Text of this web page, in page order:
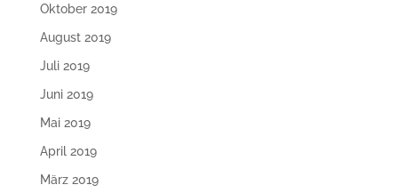
Oktober 2019
August 2019
Juli 2019
Juni 2019
Mai 2019
April 2019
März 2019